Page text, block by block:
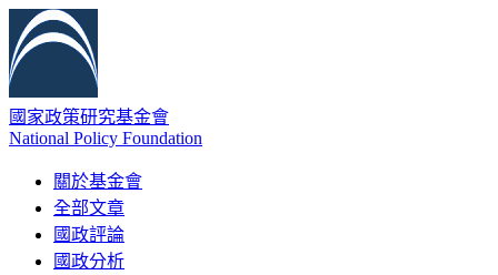
國家政策研究基金會
National Policy Foundation
關於基金會
全部文章
國政評論
國政分析